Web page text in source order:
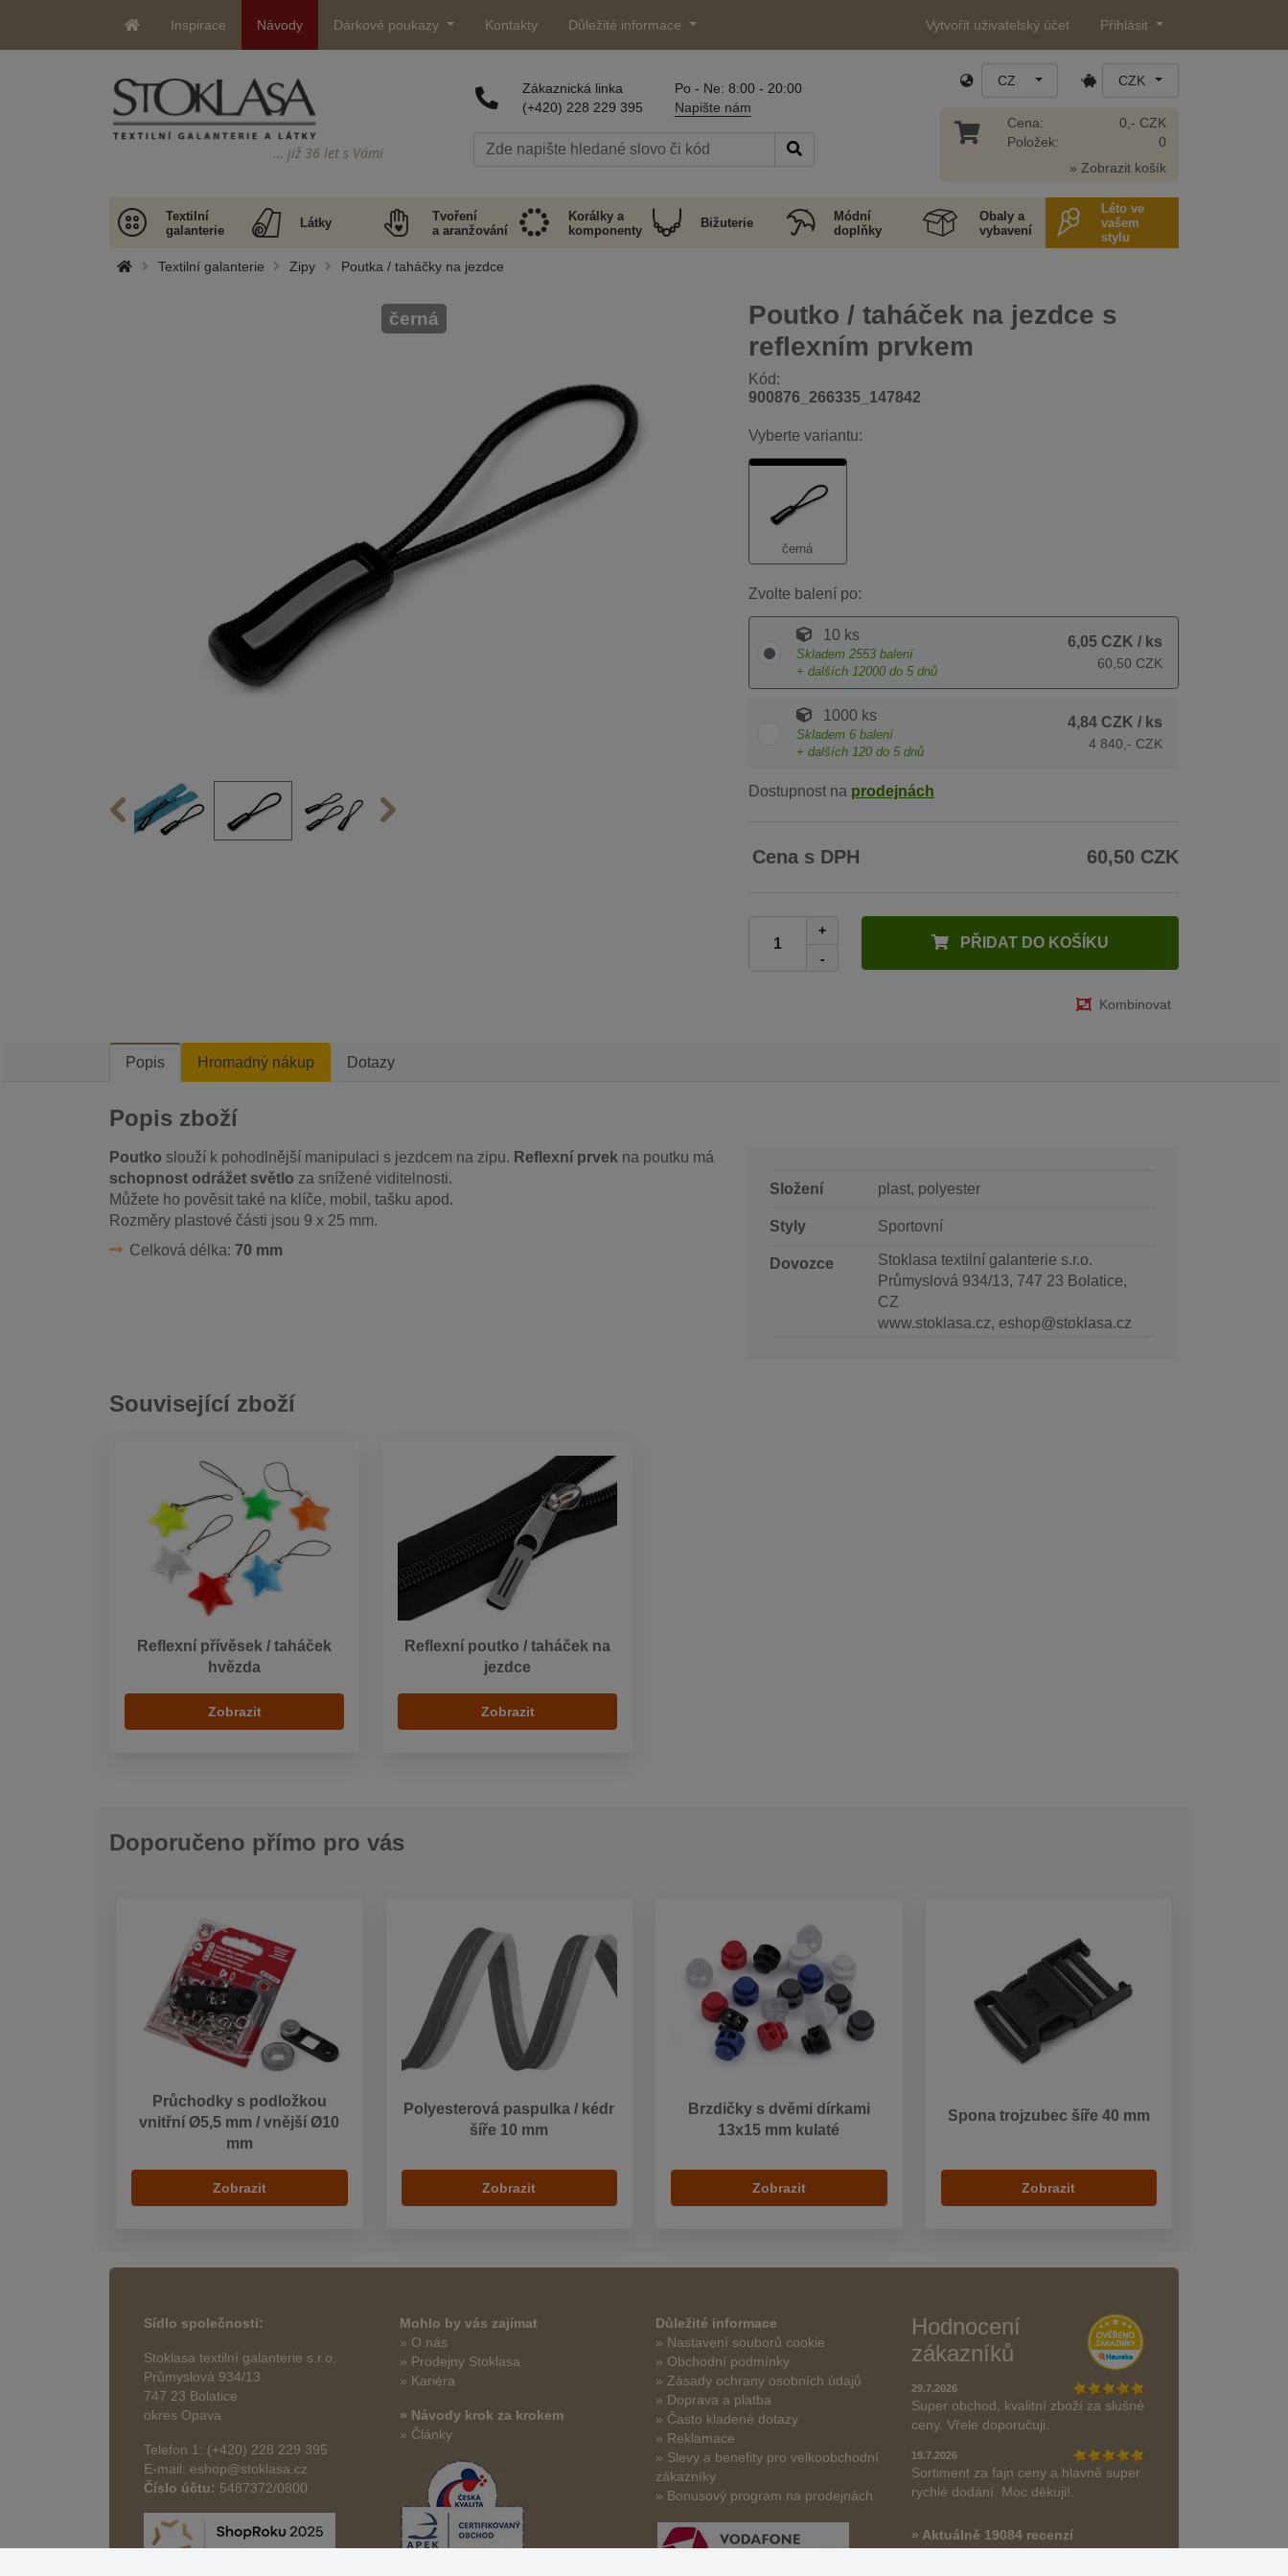
Inspirace Návody Dárkové poukazy Kontakty Důležité informace Vytvořit uživatelský účet Přihlásit
… již 36 let s Vámi
Zákaznická linka
(+420) 228 229 395
Po - Ne: 8:00 - 20:00
Napište nám
CZ CZK
Cena:
Položek:
0,- CZK
0
» Zobrazit košík
Textilní
galanterie
Látky
Tvoření
a aranžování
Korálky a
komponenty
Bižuterie
Módní
doplňky
Obaly a
vybavení
Léto ve
vašem
stylu
Textilní galanterie Zipy Poutka / taháčky na jezdce
Poutko / taháček na jezdce s
reflexním prvkem
Kód:
900876_266335_147842
černá
Vyberte variantu:
černá
Zvolte balení po:
10 ks
Skladem 2553 balení
+ dalších 12000 do 5 dnů
6,05 CZK / ks
60,50 CZK
1000 ks
Skladem 6 balení
+ dalších 120 do 5 dnů
4,84 CZK / ks
4 840,- CZK
Dostupnost na prodejnách
Cena s DPH 60,50 CZK
+
-
PŘIDAT DO KOŠÍKU
Kombinovat
Popis Hromadný nákup Dotazy
Popis zboží
Poutko slouží k pohodlnější manipulaci s jezdcem na zipu. Reflexní prvek na poutku má
schopnost odrážet světlo za snížené viditelnosti.
Můžete ho pověsit také na klíče, mobil, tašku apod.
Rozměry plastové části jsou 9 x 25 mm.
Celková délka: 70 mm
Složení plast, polyester
Styly Sportovní
Dovozce
Stoklasa textilní galanterie s.r.o.
Průmyslová 934/13, 747 23 Bolatice,
CZ
www.stoklasa.cz, eshop@stoklasa.cz
Související zboží
Reflexní přívěsek / taháček
hvězda
Zobrazit
Reflexní poutko / taháček na
jezdce
Zobrazit
Doporučeno přímo pro vás
Průchodky s podložkou
vnitřní Ø5,5 mm / vnější Ø10
mm
Zobrazit
Polyesterová paspulka / kédr
šíře 10 mm
Zobrazit
Brzdičky s dvěmi dírkami
13x15 mm kulaté
Zobrazit
Spona trojzubec šíře 40 mm
Zobrazit
Sídlo společnosti:
Stoklasa textilní galanterie s.r.o.
Průmyslová 934/13
747 23 Bolatice
okres Opava
Telefon 1: (+420) 228 229 395
E-mail: eshop@stoklasa.cz
Číslo účtu: 5487372/0800
Mohlo by vás zajímat
» O nás
» Prodejny Stoklasa
» Kariéra
» Návody krok za krokem
» Články
Důležité informace
» Nastavení souborů cookie
» Obchodní podmínky
» Zásady ochrany osobních údajů
» Doprava a platba
» Často kladené dotazy
» Reklamace
» Slevy a benefity pro velkoobchodní
zákazníky
» Bonusový program na prodejnách
Hodnocení
zákazníků
29.7.2026
Super obchod, kvalitní zboží za slušné
ceny. Vřele doporučuji.
19.7.2026
Sortiment za fajn ceny a hlavně super
rychlé dodání. Moc děkuji!.
» Aktuálně 19084 recenzí